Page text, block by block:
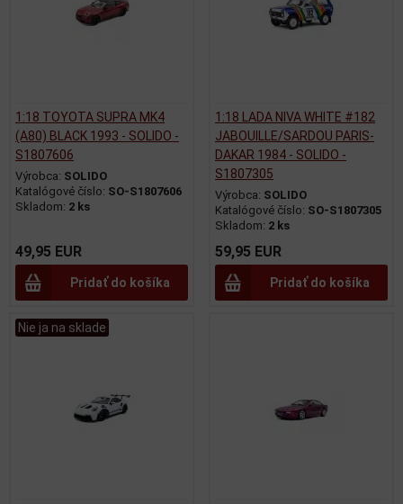
1:18 TOYOTA SUPRA MK4
(A80) BLACK 1993 - SOLIDO -
S1807606
Výrobca: SOLIDO
Katalógové číslo: SO-S1807606
Skladom: 2 ks
49,95 EUR
Pridať do košíka
1:18 LADA NIVA WHITE #182
JABOUILLE/SARDOU PARIS-
DAKAR 1984 - SOLIDO -
S1807305
Výrobca: SOLIDO
Katalógové číslo: SO-S1807305
Skladom: 2 ks
59,95 EUR
Pridať do košíka
Nie ja na sklade